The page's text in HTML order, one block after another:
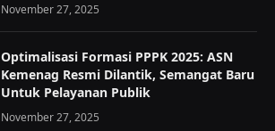
November 27, 2025
Optimalisasi Formasi PPPK 2025: ASN
Kemenag Resmi Dilantik, Semangat Baru
Untuk Pelayanan Publik
November 27, 2025